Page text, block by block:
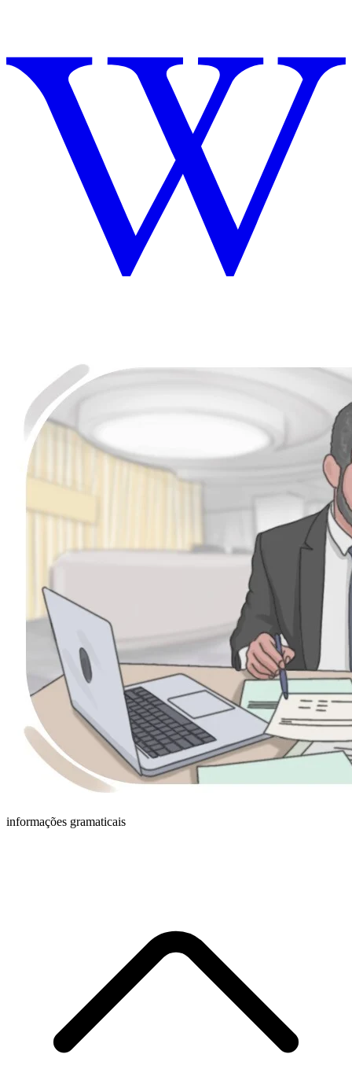
informações gramaticais